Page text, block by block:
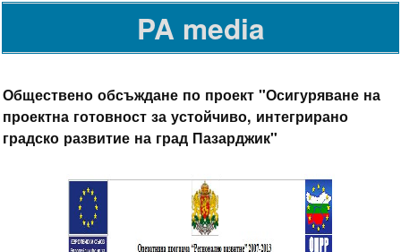
PA media
Обществено обсъждане по проект "Осигуряване на
проектна готовност за устойчиво, интегрирано
градско развитие на град Пазарджик"